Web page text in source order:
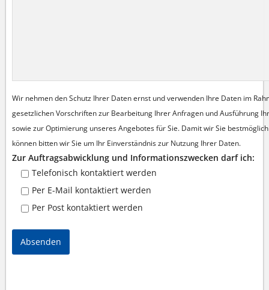
Wir nehmen den Schutz Ihrer Daten ernst und verwenden Ihre Daten im
gesetzlichen Vorschriften zur Bearbeitung Ihrer Anfragen und Ausführung
sowie zur Optimierung unseres Angebotes für Sie. Damit wir Sie
können bitten wir Sie um Ihr Einverständnis zur Nutzung Ihrer Daten.
Zur Auftragsabwicklung und Informationszwecken darf ich:
Telefonisch kontaktiert werden
Per E-Mail kontaktiert werden
Per Post kontaktiert werden
Absenden